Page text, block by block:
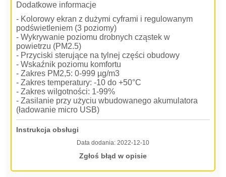
Dodatkowe informacje
- Kolorowy ekran z dużymi cyframi i regulowanym
podświetleniem (3 poziomy)
- Wykrywanie poziomu drobnych cząstek w
powietrzu (PM2.5)
- Przyciski sterujące na tylnej części obudowy
- Wskaźnik poziomu komfortu
- Zakres PM2,5: 0-999 µg/m3
- Zakres temperatury: -10 do +50°C
- Zakres wilgotności: 1-99%
- Zasilanie przy użyciu wbudowanego akumulatora
(ładowanie micro USB)
Instrukcja obsługi
Data dodania: 2022-12-10
Zgłoś błąd w opisie